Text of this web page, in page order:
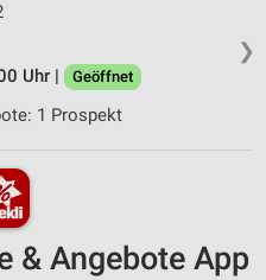
❯
Uhr |
Geöffnet
1 Prospekt
& Angebote App